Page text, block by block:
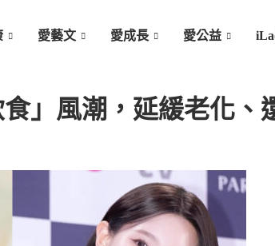
愛藝文 愛成長 愛公益
」風潮，延緩老化、